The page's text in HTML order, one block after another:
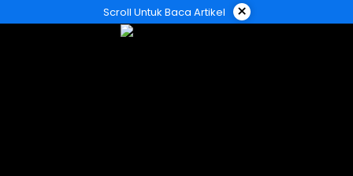
ke
Scroll Untuk Baca Artikel ×